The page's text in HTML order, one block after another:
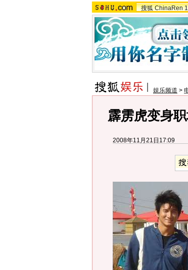
搜狐 ChinaRen
娱乐频道 >
霹雳虎变身
2008年11月21日17:09